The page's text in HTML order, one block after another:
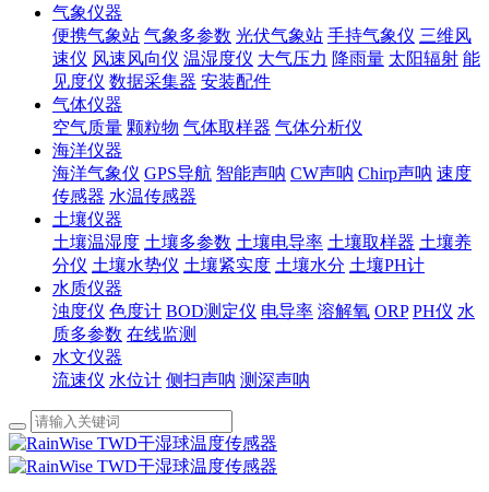
气象仪器
便携气象站 气象多参数 光伏气象站 手持气象仪 三维风
速仪 风速风向仪 温湿度仪 大气压力 降雨量 太阳辐射 能
见度仪 数据采集器 安装配件
气体仪器
空气质量 颗粒物 气体取样器 气体分析仪
海洋仪器
海洋气象仪 GPS导航 智能声呐 CW声呐 Chirp声呐 速度
传感器 水温传感器
土壤仪器
土壤温湿度 土壤多参数 土壤电导率 土壤取样器 土壤养
分仪 土壤水势仪 土壤紧实度 土壤水分 土壤PH计
水质仪器
浊度仪 色度计 BOD测定仪 电导率 溶解氧 ORP PH仪 水
质多参数 在线监测
水文仪器
流速仪 水位计 侧扫声呐 测深声呐